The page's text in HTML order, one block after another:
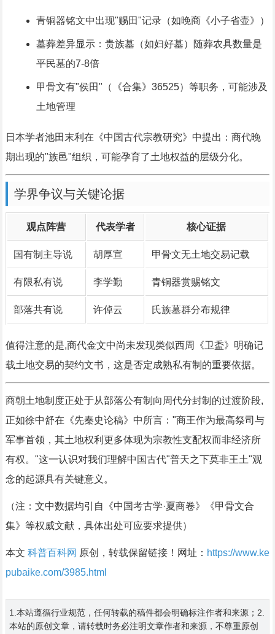
青铜器铭文中出现"赐田"记录（如晚商《小子省壶》）
墓葬差异显示：贵族墓（如妇好墓）随葬农具数量是
平民墓的7-8倍
甲骨文有"侯田"（《合集》36525）等职务，可能涉及
土地管理
日本学者池田末利在《中国古代宗教研究》中提出：商代晚
期出现的"族邑"组织，可能孕育了土地权益的层级分化。
学界争议与关键论据
观点阵营 代表学者 核心证据
国有制主导说 胡厚宣 甲骨文无土地交易记载
有限私有说 李学勤 青铜器赏赐铭文
部落共有说 许倬云 氏族墓群分布规律
值得注意的是,商代金文中尚未发现类似西周《卫盉》明确记
载土地交易的契约文书，这是否定成熟私有制的重要依据。
商朝土地制度正处于从部落公有制向周代分封制的过渡阶段,
正如徐中舒在《先秦史论稿》中所言："商王作为最高祭司与
军事首领，其土地权利更多体现为宗教性支配权而非经济所
有权。"这一认识对我们理解中国古代"普天之下莫非王土"观
念的起源具有关键意义。
（注：文中数据均引自《中国考古学·夏商卷》《甲骨文合
集》等权威文献，具体出处可应要求提供）
本文 科普百科网 原创，转载保留链接！网址： https://www.ke
pubaike.com/3985.html
1.本站遵循行业规范，任何转载的稿件都会明确标注作者和来源；2.
本站的原创文章，请转载时务必注明文章作者和来源，不尊重原创